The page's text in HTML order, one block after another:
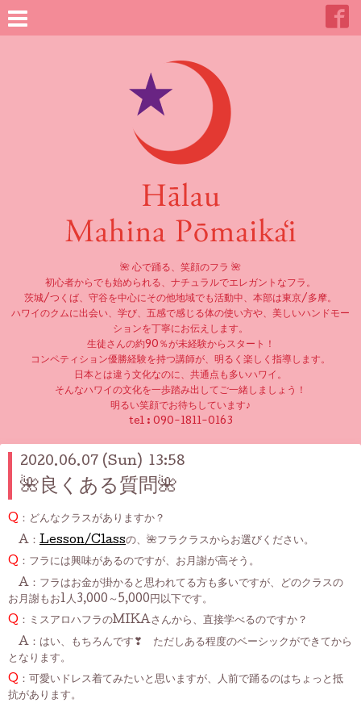
🌺 心で踊る、笑顔のフラ 🌺
初心者からでも始められる、ナチュラルでエレガントなフラ。
茨城/つくば、守谷を中心にその他地域でも活動中、本部は東京/多摩。
ハワイのクムに出会い、学び、五感で感じる体の使い方や、美しいハンドモー
ションを丁寧にお伝えします。
生徒さんの約90％が未経験からスタート！
コンペティション優勝経験を持つ講師が、明るく楽しく指導します。
日本とは違う文化なのに、共通点も多いハワイ。
そんなハワイの文化を一歩踏み出してご一緒しましょう！
明るい笑顔でお待ちしています♪
tel : 090-1811-0163
2020.06.07 (Sun) 13:58
🌺良くある質問🌺
Q ：どんなクラスがありますか？
A： Lesson/Classの、🌺フラクラスからお選びください。
Q ：フラには興味があるのですが、お月謝が高そう。
A：フラはお金が掛かると思われてる方も多いですが、どのクラスの
お月謝もお1人3,000～5,000円以下です。
Q ：ミスアロハフラのMIKAさんから、直接学べるのですか？
A：はい、もちろんです❣ ただしある程度のベーシックができてから
となります。
Q ：可愛いドレス着てみたいと思いますが、人前で踊るのはちょっと抵
抗があります。